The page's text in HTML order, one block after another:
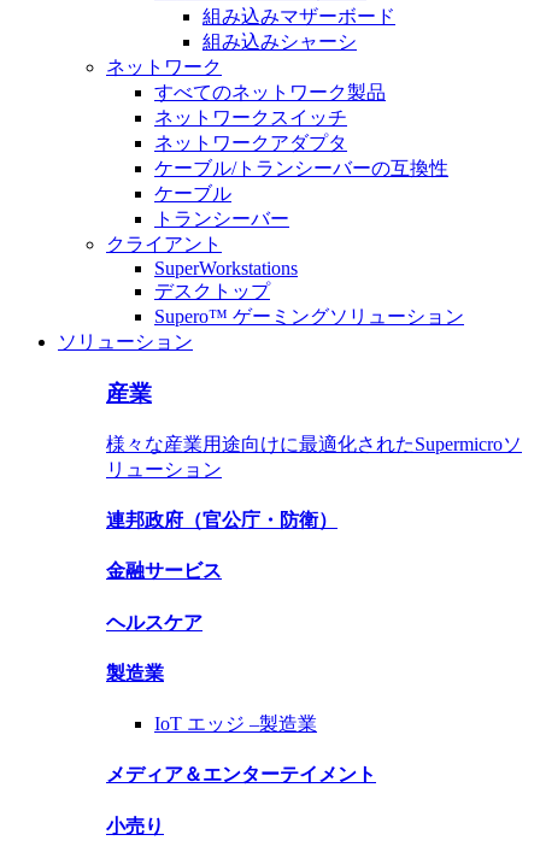
組み込みマザーボード
組み込みシャーシ
ネットワーク
すべてのネットワーク製品
ネットワークスイッチ
ネットワークアダプタ
ケーブル/トランシーバーの互換性
ケーブル
トランシーバー
クライアント
SuperWorkstations
デスクトップ
Supero™ ゲーミングソリューション
ソリューション
産業
様々な産業用途向けに最適化されたSupermicroソ
リューション
連邦政府（官公庁・防衛）
金融サービス
ヘルスケア
製造業
IoT エッジ –製造業
メディア＆エンターテイメント
小売り